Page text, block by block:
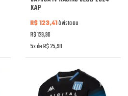
KAP
R$ 123,41à vista ou
R$ 129,90
5x de R$ 25,98